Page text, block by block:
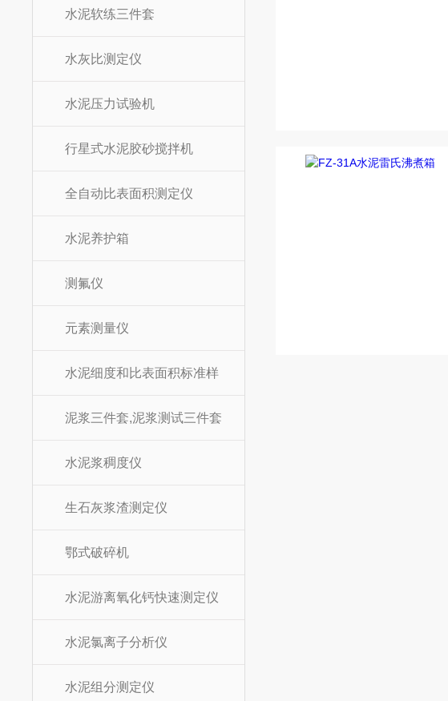
水泥软练三件套
水灰比测定仪
水泥压力试验机
行星式水泥胶砂搅拌机
全自动比表面积测定仪
水泥养护箱
测氟仪
元素测量仪
水泥细度和比表面积标准样
泥浆三件套,泥浆测试三件套
水泥浆稠度仪
生石灰浆渣测定仪
鄂式破碎机
水泥游离氧化钙快速测定仪
水泥氯离子分析仪
水泥组分测定仪